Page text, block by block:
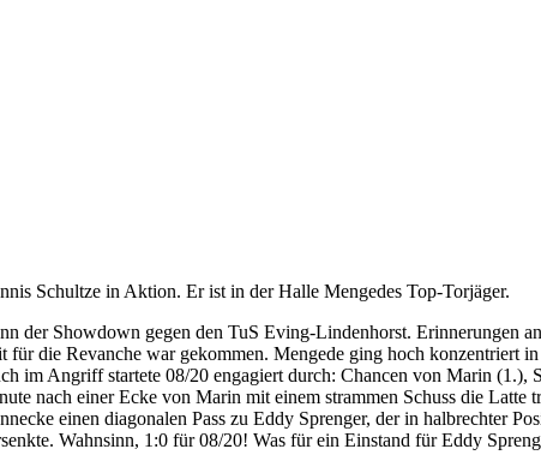
Schultze in Aktion. Er ist in der Halle Mengedes Top-Torjäger.
der Showdown gegen den TuS Eving-Lindenhorst. Erinnerungen
für die Revanche war gekommen. Mengede ging hoch konzentriert
im Angriff startete 08/20 engagiert durch: Chancen von Marin (1.),
nach einer Ecke von Marin mit einem strammen Schuss die
einen diagonalen Pass zu Eddy Sprenger, der in halbrechter
Wahnsinn, 1:0 für 08/20! Was für ein Einstand für Eddy